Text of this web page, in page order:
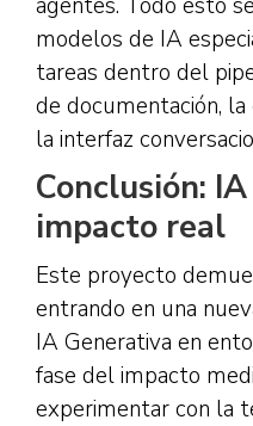
modelos de IA
tareas dentro del
de documentación,
la interfaz
Conclusión:
impacto real
Este proyecto
entrando en una
IA Generativa en
fase del impacto
experimentar con la